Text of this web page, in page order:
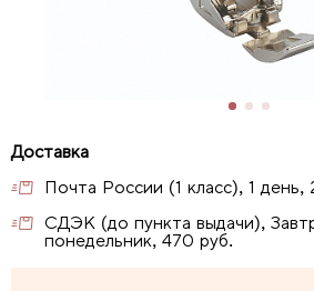
Почта России (1 класс), 1 день,
СДЭК (до пункта выдачи),
понедельник, 470 руб.